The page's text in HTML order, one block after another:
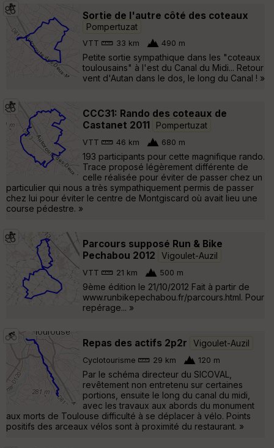
Sortie de l'autre côté des coteaux
Pompertuzat
VTT 33 km 490 m
Petite sortie sympathique dans les "coteaux
toulousains" à l'est du Canal du Midi... Retour
vent d'Autan dans le dos, le long du Canal ! »
CCC31: Rando des coteaux de
Castanet 2011
Pompertuzat
VTT 46 km 680 m
193 participants pour cette magnifique rando.
Trace proposé légèrement différente de
celle réalisée pour éviter de passer chez un
particulier qui nous a très sympathiquement permis de passer
chez lui pour éviter le centre de Montgiscard où avait lieu une
course pédestre. »
Parcours supposé Run & Bike
Pechabou 2012
Vigoulet-Auzil
VTT 21 km 500 m
9ème édition le 21/10/2012 Fait à partir de
www.runbikepechabou.fr/parcours.html. Pour
repérage... »
Repas des actifs 2p2r Vigoulet-Auzil
Cyclotourisme 29 km 120 m
Par le schéma directeur du SICOVAL,
revêtement non entretenu sur certaines
portions, ensuite le long du canal du midi,
avec les travaux aux abords du monument
aux morts de Toulouse difficulté à se déplacer à vélo. Points
positifs des arceaux vélos sont à proximité du restaurant. »